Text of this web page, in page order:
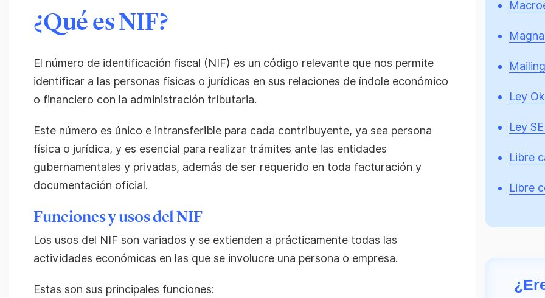
¿Qué es NIF?
El número de identificación fiscal (NIF) es un código relevante que nos permite
identificar a las personas físicas o jurídicas en sus relaciones de índole económico
o financiero con la administración tributaria.
Este número es único e intransferible para cada contribuyente, ya sea persona
física o jurídica, y es esencial para realizar trámites ante las entidades
gubernamentales y privadas, además de ser requerido en toda facturación y
documentación oficial.
Funciones y usos del NIF
Los usos del NIF son variados y se extienden a prácticamente todas las
actividades económicas en las que se involucre una persona o empresa.
Estas son sus principales funciones:
Mailing
Ley
Ley
Libre
Libre